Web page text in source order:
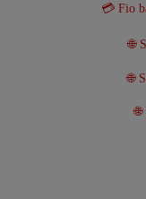
💳 Fio
🌐
🌐